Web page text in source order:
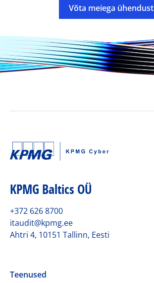
Võta meiega ühendust
KPMG Baltics OÜ
+372 626 8700
itaudit@kpmg.ee
Ahtri 4, 10151 Tallinn, Eesti
Teenused